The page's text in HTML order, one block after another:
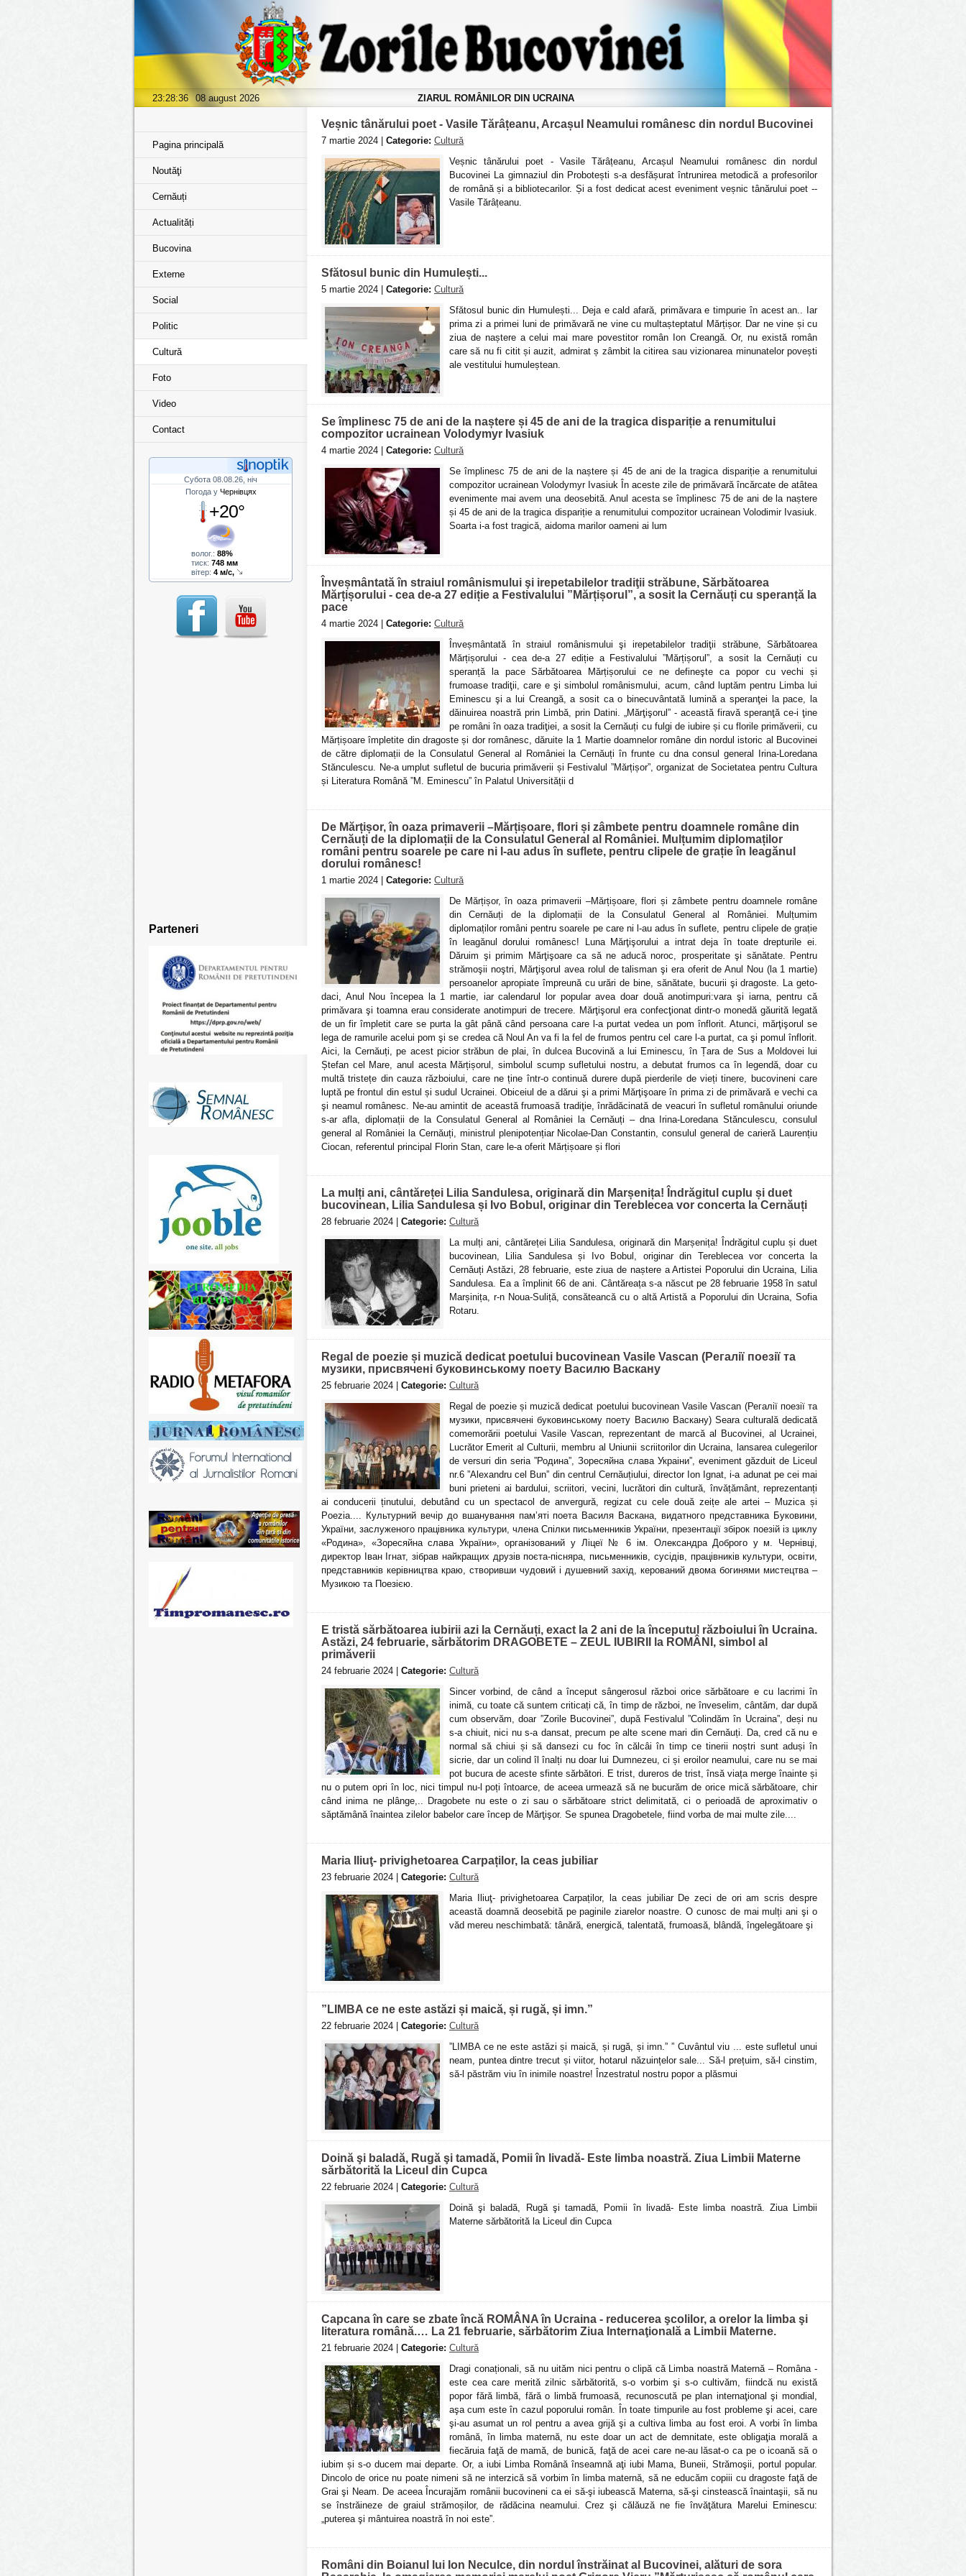
23:28:37 08 august 2026 ZIARUL ROMÂNILOR DIN UCRAINA
Pagina principală
Noutăţi
Cernăuți
Actualități
Bucovina
Externe
Social
Politic
Cultură
Foto
Video
Contact
Субота 08.08.26, ніч
Погода у Чернівцях
+20°
волог.: 88%
тиск: 748 мм
вітер: 4 м/с,
Parteneri
Veșnic tânărului poet - Vasile Tărâțeanu, Arcașul Neamului românesc din nordul Bucovinei
7 martie 2024 | Categorie: Cultură
Veșnic tânărului poet - Vasile Tărâțeanu, Arcașul Neamului românesc din nordul
Bucovinei La gimnaziul din Probotești s-a desfășurat întrunirea metodică a profesorilor
de română și a bibliotecarilor. Și a fost dedicat acest eveniment veșnic tânărului poet --
Vasile Tărâțeanu.
Sfătosul bunic din Humulești...
5 martie 2024 | Categorie: Cultură
Sfătosul bunic din Humulești... Deja e cald afară, primăvara e timpurie în acest an.. Iar
prima zi a primei luni de primăvară ne vine cu multașteptatul Mărțișor. Dar ne vine și cu
ziua de naștere a celui mai mare povestitor român Ion Creangă. Or, nu există român
care să nu fi citit și auzit, admirat ș zâmbit la citirea sau vizionarea minunatelor povești
ale vestitului humuleștean.
Se împlinesc 75 de ani de la naștere și 45 de ani de la tragica dispariție a renumitului
compozitor ucrainean Volodymyr Ivasiuk
4 martie 2024 | Categorie: Cultură
Se împlinesc 75 de ani de la naștere și 45 de ani de la tragica dispariție a renumitului
compozitor ucrainean Volodymyr Ivasiuk În aceste zile de primăvară încărcate de atâtea
evenimente mai avem una deosebită. Anul acesta se împlinesc 75 de ani de la naștere
și 45 de ani de la tragica dispariție a renumitului compozitor ucrainean Volodimir Ivasiuk.
Soarta i-a fost tragică, aidoma marilor oameni ai lum
Înveșmântată în straiul românismului şi irepetabilelor tradiţii străbune, Sărbătoarea
Mărțișorului - cea de-a 27 ediție a Festivalului ”Mărțișorul”, a sosit la Cernăuți cu speranță la
pace
4 martie 2024 | Categorie: Cultură
Înveșmântată în straiul românismului şi irepetabilelor tradiţii străbune, Sărbătoarea
Mărțișorului - cea de-a 27 ediție a Festivalului ”Mărțișorul”, a sosit la Cernăuți cu
speranță la pace Sărbătoarea Mărțișorului ce ne defineşte ca popor cu vechi și
frumoase tradiţii, care e şi simbolul românismului, acum, când luptăm pentru Limba lui
Eminescu şi a lui Creangă, a sosit ca o binecuvântată lumină a speranţei la pace, la
dăinuirea noastră prin Limbă, prin Datini. „Mărţişorul” - această firavă speranţă ce-i ţine
pe români în oaza tradiţiei, a sosit la Cernăuți cu fulgi de iubire și cu florile primăverii, cu
Mărțișoare împletite din dragoste și dor românesc, dăruite la 1 Martie doamnelor române din nordul istoric al Bucovinei
de către diplomații de la Consulatul General al României la Cernăuți în frunte cu dna consul general Irina-Loredana
Stănculescu. Ne-a umplut sufletul de bucuria primăverii și Festivalul ”Mărțișor”, organizat de Societatea pentru Cultura
și Literatura Română ”M. Eminescu” în Palatul Universității d
De Mărțișor, în oaza primaverii –Mărțișoare, flori și zâmbete pentru doamnele române din
Cernăuți de la diplomații de la Consulatul General al României. Mulțumim diplomaților
români pentru soarele pe care ni l-au adus în suflete, pentru clipele de grație în leagănul
dorului românesc!
1 martie 2024 | Categorie: Cultură
De Mărțișor, în oaza primaverii –Mărțișoare, flori și zâmbete pentru doamnele române
din Cernăuți de la diplomații de la Consulatul General al României. Mulțumim
diplomaților români pentru soarele pe care ni l-au adus în suflete, pentru clipele de grație
în leagănul dorului românesc! Luna Mărţişorului a intrat deja în toate drepturile ei.
Dăruim şi primim Mărţişoare ca să ne aducă noroc, prosperitate şi sănătate. Pentru
strămoşii noştri, Mărţişorul avea rolul de talisman şi era oferit de Anul Nou (la 1 martie)
persoanelor apropiate împreună cu urări de bine, sănătate, bucurii şi dragoste. La geto-
daci, Anul Nou începea la 1 martie, iar calendarul lor popular avea doar două anotimpuri:vara şi iarna, pentru că
primăvara şi toamna erau considerate anotimpuri de trecere. Mărţişorul era confecţionat dintr-o monedă găurită legată
de un fir împletit care se purta la gât până când persoana care l-a purtat vedea un pom înflorit. Atunci, mărţişorul se
lega de ramurile acelui pom şi se credea că Noul An va fi la fel de frumos pentru cel care l-a purtat, ca şi pomul înflorit.
Aici, la Cernăuți, pe acest picior străbun de plai, în dulcea Bucovină a lui Eminescu, în Țara de Sus a Moldovei lui
Ștefan cel Mare, anul acesta Mărțișorul, simbolul scump sufletului nostru, a debutat frumos ca în legendă, doar cu
multă tristețe din cauza războiului, care ne ține într-o continuă durere după pierderile de vieți tinere, bucovineni care
luptă pe frontul din estul și sudul Ucrainei. Obiceiul de a dărui şi a primi Mărţişoare în prima zi de primăvară e vechi ca
şi neamul românesc. Ne-au amintit de această frumoasă tradiţie, înrădăcinată de veacuri în sufletul românului oriunde
s-ar afla, diplomații de la Consulatul General al României la Cernăuți – dna Irina-Loredana Stănculescu, consulul
general al României la Cernăuți, ministrul plenipotențiar Nicolae-Dan Constantin, consulul general de carieră Laurențiu
Ciocan, referentul principal Florin Stan, care le-a oferit Mărțișoare și flori
La mulți ani, cântăreței Lilia Sandulesa, originară din Marșenița! Îndrăgitul cuplu și duet
bucovinean, Lilia Sandulesa și Ivo Bobul, originar din Tereblecea vor concerta la Cernăuți
28 februarie 2024 | Categorie: Cultură
La mulți ani, cântăreței Lilia Sandulesa, originară din Marșenița! Îndrăgitul cuplu și duet
bucovinean, Lilia Sandulesa și Ivo Bobul, originar din Tereblecea vor concerta la
Cernăuți Astăzi, 28 februarie, este ziua de naștere a Artistei Poporului din Ucraina, Lilia
Sandulesa. Ea a împlinit 66 de ani. Cântăreața s-a născut pe 28 februarie 1958 în satul
Marșinița, r-n Noua-Suliță, consăteancă cu o altă Artistă a Poporului din Ucraina, Sofia
Rotaru.
Regal de poezie și muzică dedicat poetului bucovinean Vasile Vascan (Регалії поезії та
музики, присвячені буковинському поету Василю Васкану
25 februarie 2024 | Categorie: Cultură
Regal de poezie și muzică dedicat poetului bucovinean Vasile Vascan (Регалії поезії та
музики, присвячені буковинському поету Василю Васкану) Seara culturală dedicată
comemorării poetului Vasile Vascan, reprezentant de marcă al Bucovinei, al Ucrainei,
Lucrător Emerit al Culturii, membru al Uniunii scriitorilor din Ucraina, lansarea culegerilor
de versuri din seria ”Родина”, Зоресяйна слава Украіни”, eveniment găzduit de Liceul
nr.6 ”Alexandru cel Bun” din centrul Cernăuțiului, director Ion Ignat, i-a adunat pe cei mai
buni prieteni ai bardului, scriitori, vecini, lucrători din cultură, învățământ, reprezentanți
ai conducerii ținutului, debutând cu un spectacol de anvergură, regizat cu cele două zeițe ale artei – Muzica și
Poezia.... Культурний вечір до вшанування пам’яті поета Василя Васкана, видатного представника Буковини,
України, заслуженого працівника культури, члена Спілки письменників України, презентації збірок поезій із циклу
«Родина», «Зоресяйна слава України», організований у Ліцеї № 6 ім. Олександра Доброго у м. Чернівці,
директор Іван Ігнат, зібрав найкращих друзів поєта-пісняра, письменників, сусідів, працівників культури, освіти,
представників керівництва краю, створивши чудовий і душевний захід, керований двома богинями мистецтва –
Музикою та Поезією.
E tristă sărbătoarea iubirii azi la Cernăuți, exact la 2 ani de la începutul războiului în Ucraina.
Astăzi, 24 februarie, sărbătorim DRAGOBETE – ZEUL IUBIRII la ROMÂNI, simbol al
primăverii
24 februarie 2024 | Categorie: Cultură
Sincer vorbind, de când a început sângerosul război orice sărbătoare e cu lacrimi în
inimă, cu toate că suntem criticați că, în timp de război, ne înveselim, cântăm, dar după
cum observăm, doar ”Zorile Bucovinei”, după Festivalul ”Colindăm în Ucraina”, deși nu
s-a chiuit, nici nu s-a dansat, precum pe alte scene mari din Cernăuți. Da, cred că nu e
normal să chiui și să dansezi cu foc în călcâi în timp ce tinerii noștri sunt aduși în
sicrie, dar un colind îl înalți nu doar lui Dumnezeu, ci și eroilor neamului, care nu se mai
pot bucura de aceste sfinte sărbători. E trist, dureros de trist, însă viața merge înainte și
nu o putem opri în loc, nici timpul nu-l poți întoarce, de aceea urmează să ne bucurăm de orice mică sărbătoare, chir
când inima ne plânge,.. Dragobete nu este o zi sau o sărbătoare strict delimitată, ci o perioadă de aproximativ o
săptămână înaintea zilelor babelor care încep de Mărţişor. Se spunea Dragobetele, fiind vorba de mai multe zile....
Maria Iliuţ- privighetoarea Carpaților, la ceas jubiliar
23 februarie 2024 | Categorie: Cultură
Maria Iliuţ- privighetoarea Carpaților, la ceas jubiliar De zeci de ori am scris despre
această doamnă deosebită pe paginile ziarelor noastre. O cunosc de mai mulți ani şi o
văd mereu neschimbată: tânără, energică, talentată, frumoasă, blândă, îngelegătoare şi
”LIMBA ce ne este astăzi și maică, și rugă, și imn.”
22 februarie 2024 | Categorie: Cultură
”LIMBA ce ne este astăzi și maică, și rugă, și imn.” ” Cuvântul viu ... este sufletul unui
neam, puntea dintre trecut și viitor, hotarul năzuințelor sale... Să-l prețuim, să-l cinstim,
să-l păstrăm viu în inimile noastre! Înzestratul nostru popor a plăsmui
Doină şi baladă, Rugă şi tamadă, Pomii în livadă- Este limba noastră. Ziua Limbii Materne
sărbătorită la Liceul din Cupca
22 februarie 2024 | Categorie: Cultură
Doină şi baladă, Rugă şi tamadă, Pomii în livadă- Este limba noastră. Ziua Limbii
Materne sărbătorită la Liceul din Cupca
Capcana în care se zbate încă ROMÂNA în Ucraina - reducerea şcolilor, a orelor la limba şi
literatura română.… La 21 februarie, sărbătorim Ziua Internaţională a Limbii Materne.
21 februarie 2024 | Categorie: Cultură
Dragi conaționali, să nu uităm nici pentru o clipă că Limba noastră Maternă – Româna -
este cea care merită zilnic sărbătorită, s-o vorbim şi s-o cultivăm, fiindcă nu există
popor fără limbă, fără o limbă frumoasă, recunoscută pe plan internaţional şi mondial,
aşa cum este în cazul poporului român. În toate timpurile au fost probleme şi acei, care
şi-au asumat un rol pentru a avea grijă şi a cultiva limba au fost eroi. A vorbi în limba
română, în limba maternă, nu este doar un act de demnitate, este obligaţia morală a
fiecăruia faţă de mamă, de bunică, faţă de acei care ne-au lăsat-o ca pe o icoană să o
iubim și s-o ducem mai departe. Or, a iubi Limba Română înseamnă aţi iubi Mama, Buneii, Strămoşii, portul popular.
Dincolo de orice nu poate nimeni să ne interzică să vorbim în limba maternă, să ne educăm copiii cu dragoste faţă de
Grai şi Neam. De aceea Încurajăm românii bucovineni ca ei să-şi iubească Materna, să-şi cinstească înaintaşii, să nu
se înstrăineze de graiul strămoșilor, de rădăcina neamului. Crez şi călăuză ne fie învăţătura Marelui Eminescu:
„puterea şi mântuirea noastră în noi este”.
Români din Boianul lui Ion Neculce, din nordul înstrăinat al Bucovinei, alături de sora